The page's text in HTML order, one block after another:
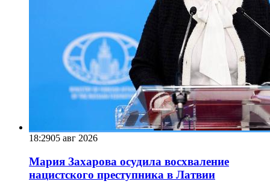
18:2905 авг 2026
Мария Захарова осудила восхваление
нацистского преступника в Латвии